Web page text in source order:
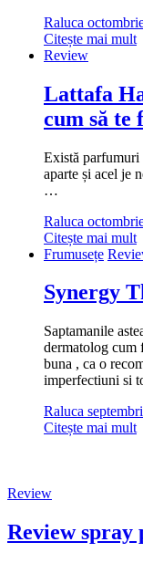
Raluca
Citește mai mult
Review
Lattafa
cum să te
Există parfumuri
aparte și acel je
…
Raluca
Citește mai mult
Frumusețe
Synergy
Saptamanile
dermatolog cum
buna , ca o
imperfectiuni si
Raluca
Citește mai mult
Review
Review spray